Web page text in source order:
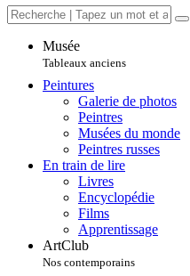
Musée
Tableaux anciens
Peintures
Galerie de photos
Peintres
Musées du monde
Peintres russes
En train de lire
Livres
Encyclopédie
Films
Apprentissage
ArtClub
Nos contemporains